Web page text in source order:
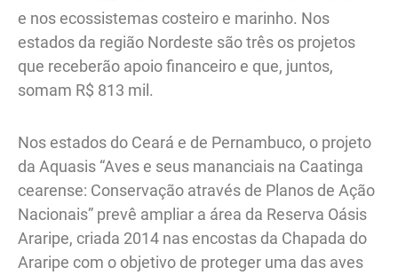
e nos ecossistemas costeiro e marinho. Nos
estados da região Nordeste são três os projetos
que receberão apoio financeiro e que, juntos,
somam R$ 813 mil.
Nos estados do Ceará e de Pernambuco, o projeto
da Aquasis “Aves e seus mananciais na Caatinga
cearense: Conservação através de Planos de Ação
Nacionais” prevê ampliar a área da Reserva Oásis
Araripe, criada 2014 nas encostas da Chapada do
Araripe com o objetivo de proteger uma das aves